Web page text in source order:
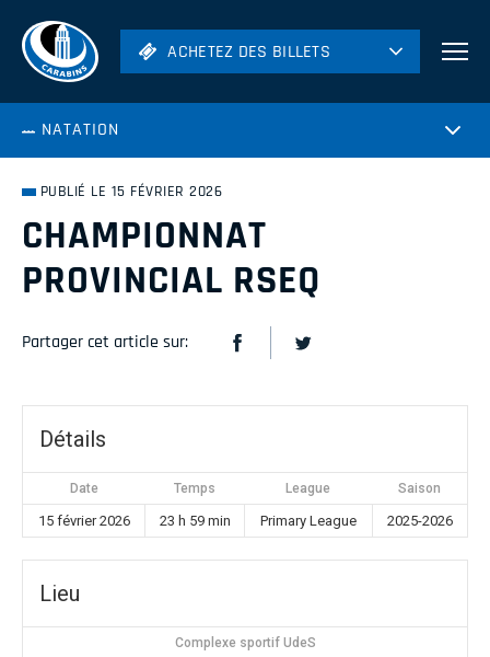
ACHETEZ DES BILLETS
ACHETEZ DES BILLETS
NATATION
PUBLIÉ LE 15 FÉVRIER 2026
CHAMPIONNAT
PROVINCIAL RSEQ
Partager cet article sur:
Détails
Date Temps League Saison
15 février 2026 23 h 59 min Primary League 2025-2026
Lieu
Complexe sportif UdeS